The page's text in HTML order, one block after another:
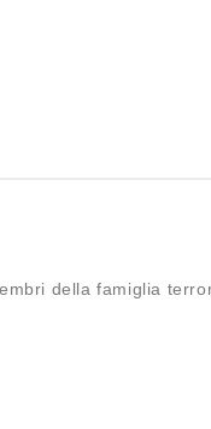
della famiglia